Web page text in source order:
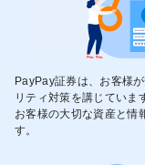
PayPay証券は、お客様
リティ対策を講じていま
お客様の大切な資産と情
す。